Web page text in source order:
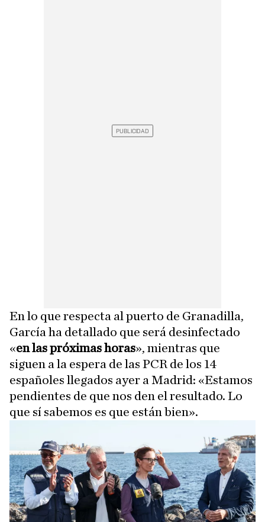
En lo que respecta al puerto de Granadilla,
García ha detallado que será desinfectado
«en las próximas horas», mientras que
siguen a la espera de las PCR de los 14
españoles llegados ayer a Madrid: «Estamos
pendientes de que nos den el resultado. Lo
que sí sabemos es que están bien».